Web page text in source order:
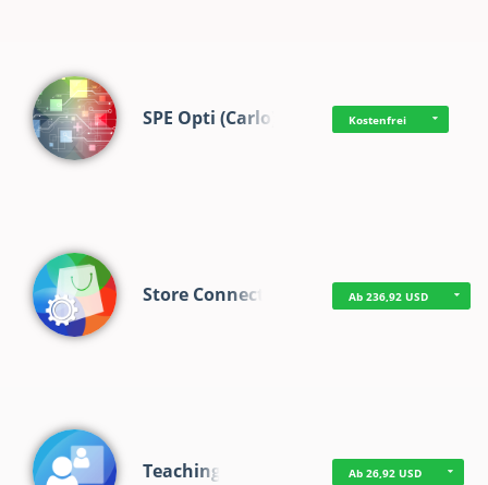
SPE Opti (Carlo) Kostenfrei
Store Connect Ab 236,92 USD
Teaching Ab 26,92 USD